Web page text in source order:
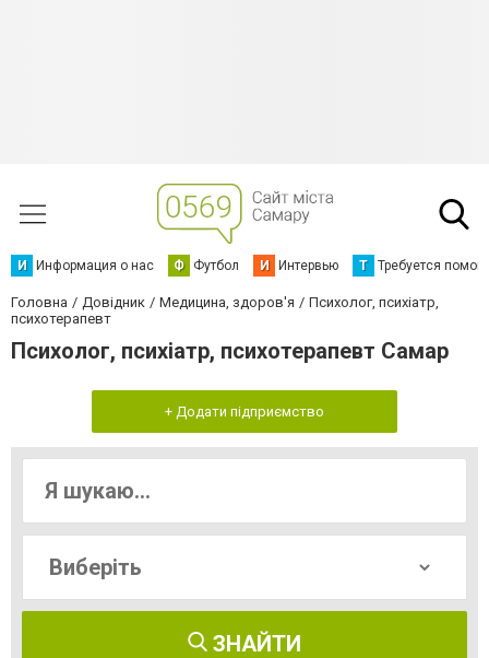
И Информация о нас Ф Футбол И Интервью Т Требуется
Головна Довідник Медицина, здоров'я
Психолог, психіатр,
психотерапевт
Психолог, психіатр, психотерапевт Самар
+ Додати підприємство
ЗНАЙТИ